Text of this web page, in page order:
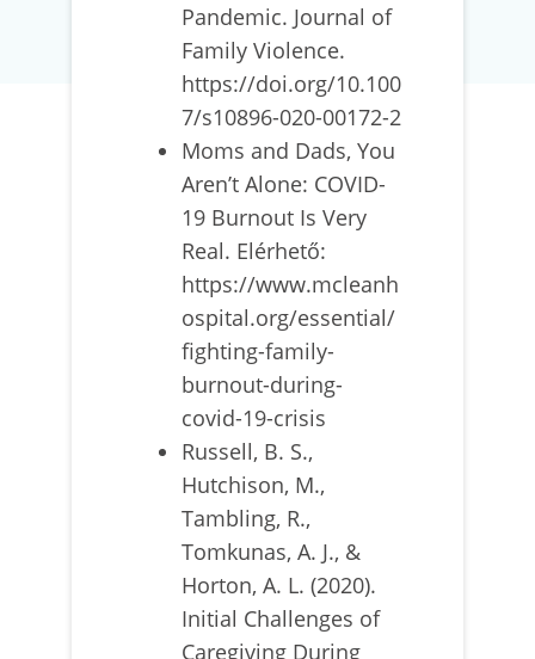
Pandemic. Journal of
Family Violence.
https://doi.org/10.100
7/s10896-020-00172-2
Moms and Dads, You
Aren’t Alone: COVID-
19 Burnout Is Very
Real. Elérhető:
https://www.mcleanh
ospital.org/essential/
fighting-family-
burnout-during-
covid-19-crisis
Russell, B. S.,
Hutchison, M.,
Tambling, R.,
Tomkunas, A. J., &
Horton, A. L. (2020).
Initial Challenges of
Caregiving During